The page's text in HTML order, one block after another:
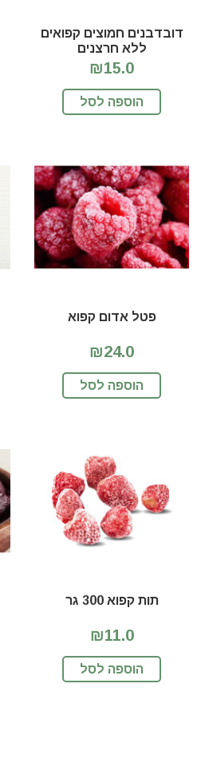
דובדבנים חמוצים קפואים
ללא חרצנים
₪15.0
הוספה לסל
פטל אדום קפוא
₪24.0
הוספה לסל
תות קפוא 300 גר
₪11.0
הוספה לסל